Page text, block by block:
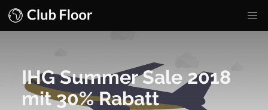
IHG Summer Sale 2018
mit 30% Rabatt